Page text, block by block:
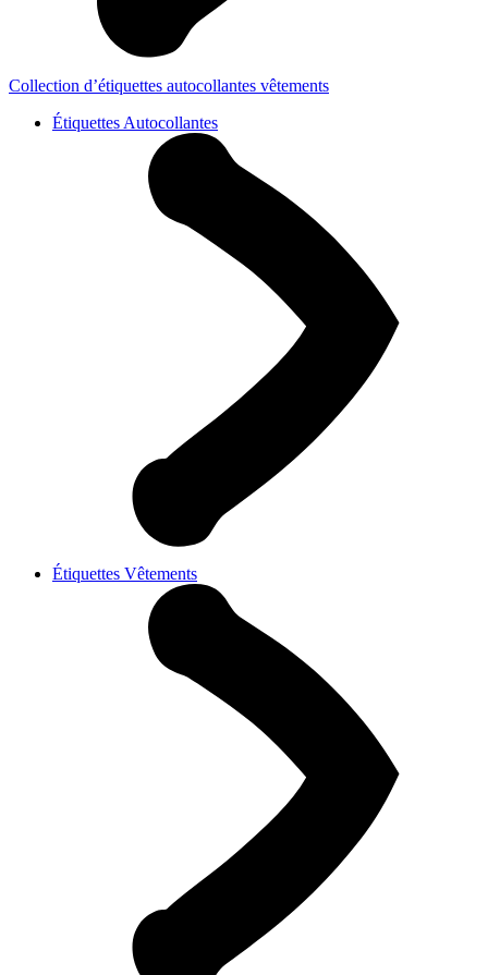
Collection d’étiquettes autocollantes vêtements
Étiquettes Autocollantes
Étiquettes Vêtements